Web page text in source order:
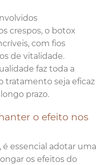
crespos, o botox
com fios
de vitalidade.
faz toda a
tratamento seja eficaz
prazo.
o efeito nos
é essencial adotar uma
os efeitos do